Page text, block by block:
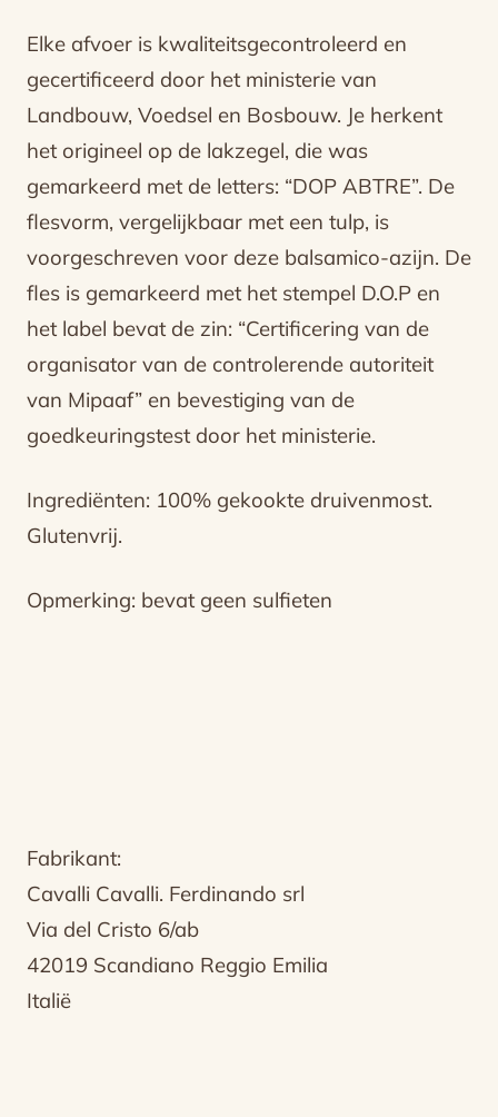
Elke afvoer is kwaliteitsgecontroleerd en
gecertificeerd door het ministerie van
Landbouw, Voedsel en Bosbouw. Je herkent
het origineel op de lakzegel, die was
gemarkeerd met de letters: “DOP ABTRE”. De
flesvorm, vergelijkbaar met een tulp, is
voorgeschreven voor deze balsamico-azijn. De
fles is gemarkeerd met het stempel D.O.P en
het label bevat de zin: “Certificering van de
organisator van de controlerende autoriteit
van Mipaaf” en bevestiging van de
goedkeuringstest door het ministerie.
Ingrediënten: 100% gekookte druivenmost.
Glutenvrij.
Opmerking: bevat geen sulfieten
Fabrikant:
Cavalli Cavalli. Ferdinando srl
Via del Cristo 6/ab
42019 Scandiano Reggio Emilia
Italië